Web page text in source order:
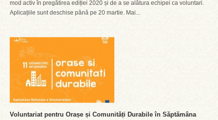
mod activ în pregătirea ediției 2020 și de a se alătura echipei ca voluntari.
Aplicațiile sunt deschise până pe 20 martie. Mai...
Voluntariat pentru Orașe și Comunități Durabile în Săptămâna